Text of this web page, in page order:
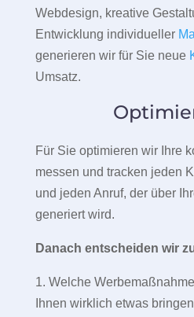
Webdesign, kreative
Entwicklung individueller
generieren wir für Sie neue
Umsatz.
Für Sie optimieren wir Ihre
messen und tracken jeden
und jeden Anruf, der über
generiert wird.
Danach entscheiden wir
1. Welche
Ihnen wirklich etwas